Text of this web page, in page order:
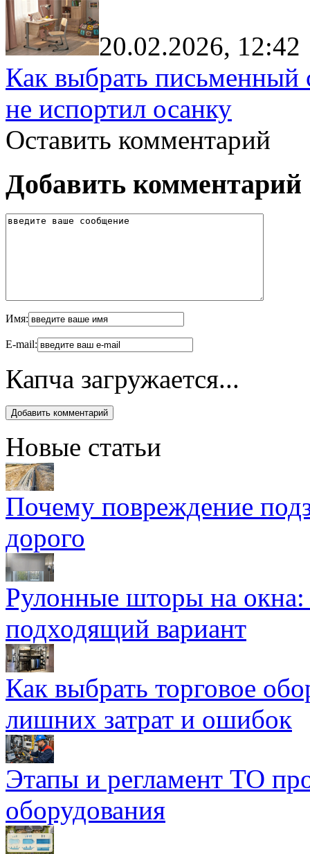
20.02.2026, 12:42
Как выбрать письменный
не испортил осанку
Оставить комментарий
Добавить комментарий
Имя:
E-mail:
Капча загружается...
Новые статьи
Почему повреждение
дорого
Рулонные шторы на
подходящий вариант
Как выбрать торговое
лишних затрат и ошибок
Этапы и регламент ТО
оборудования